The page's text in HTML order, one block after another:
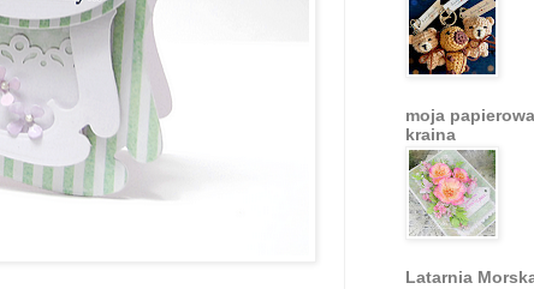
moja papierowa
kraina
Latarnia